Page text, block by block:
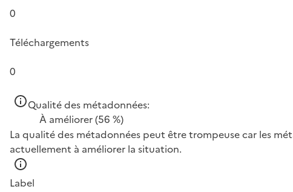
0
Téléchargements
0
Qualité des métadonnées:
À améliorer(56 %)
La qualité des métadonnées peut être trompeuse car les
actuellement à améliorer la situation.
Label